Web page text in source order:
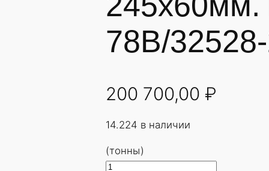
78В/
200 700,00 ₽
14.224 в наличии
(тонны)
К